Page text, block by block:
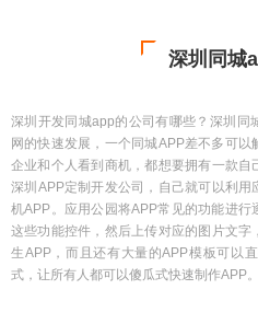
深圳同城
深圳开发同城app的公司有哪些？深圳同
网的快速发展，一个同城APP差不多可
企业和个人看到商机，都想要拥有一款
深圳APP定制开发公司，自己就可以利
机APP。应用公园将APP常见的功能进
这些功能控件，然后上传对应的图片文
生APP，而且还有大量的APP模板可以
式，让所有人都可以傻瓜式快速制作APP。